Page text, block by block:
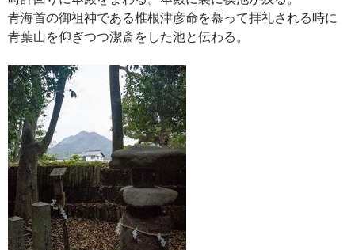
青海首の御祖神である椎根津彦命を慕って拝礼される時に
青葉山を仰ぎつつ潔斎をした池と伝わる。